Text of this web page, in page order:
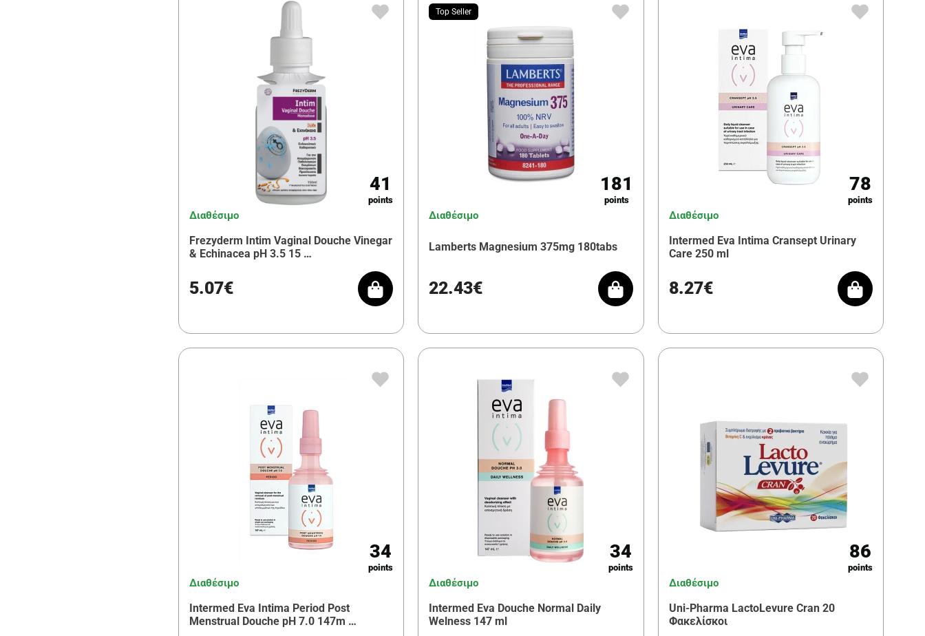
41
points
Διαθέσιμο
Frezyderm Intim Vaginal Douche Vinegar
& Echinacea pH 3.5 15 …
5.07€
Top Seller
181
points
Διαθέσιμο
Lamberts Magnesium 375mg 180tabs
22.43€
78
points
Διαθέσιμο
Intermed Eva Intima Cransept Urinary
Care 250 ml
8.27€
34
points
Διαθέσιμο
Intermed Eva Intima Period Post
Menstrual Douche pH 7.0 147m …
34
points
Διαθέσιμο
Intermed Eva Douche Normal Daily
Welness 147 ml
86
points
Διαθέσιμο
Uni-Pharma LactoLevure Cran 20
Φακελίσκοι